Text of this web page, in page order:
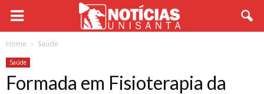
Home Saúde
Saúde
Formada em Fisioterapia da